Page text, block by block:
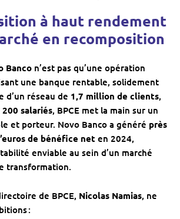
à haut rendement
en recomposition
Banco n’est pas qu’une opération
une banque rentable, solidement
d’un réseau de 1,7 million de clients,
200 salariés, BPCE met la main sur un
et porteur. Novo Banco a généré près
de bénéfice net en 2024,
enviable au sein d’un marché
transformation.
de BPCE, Nicolas Namias, ne
: